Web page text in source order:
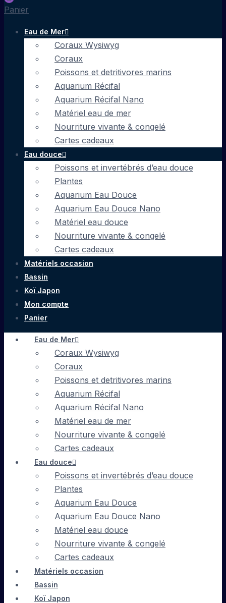
Panier
Eau de Mer
Coraux Wysiwyg
Coraux
Poissons et detritivores marins
Aquarium Récifal
Aquarium Récifal Nano
Matériel eau de mer
Nourriture vivante & congelé
Cartes cadeaux
Eau douce
Poissons et invertébrés d’eau douce
Plantes
Aquarium Eau Douce
Aquarium Eau Douce Nano
Matériel eau douce
Nourriture vivante & congelé
Cartes cadeaux
Matériels occasion
Bassin
Koï Japon
Mon compte
Panier
Eau de Mer
Coraux Wysiwyg
Coraux
Poissons et detritivores marins
Aquarium Récifal
Aquarium Récifal Nano
Matériel eau de mer
Nourriture vivante & congelé
Cartes cadeaux
Eau douce
Poissons et invertébrés d’eau douce
Plantes
Aquarium Eau Douce
Aquarium Eau Douce Nano
Matériel eau douce
Nourriture vivante & congelé
Cartes cadeaux
Matériels occasion
Bassin
Koï Japon